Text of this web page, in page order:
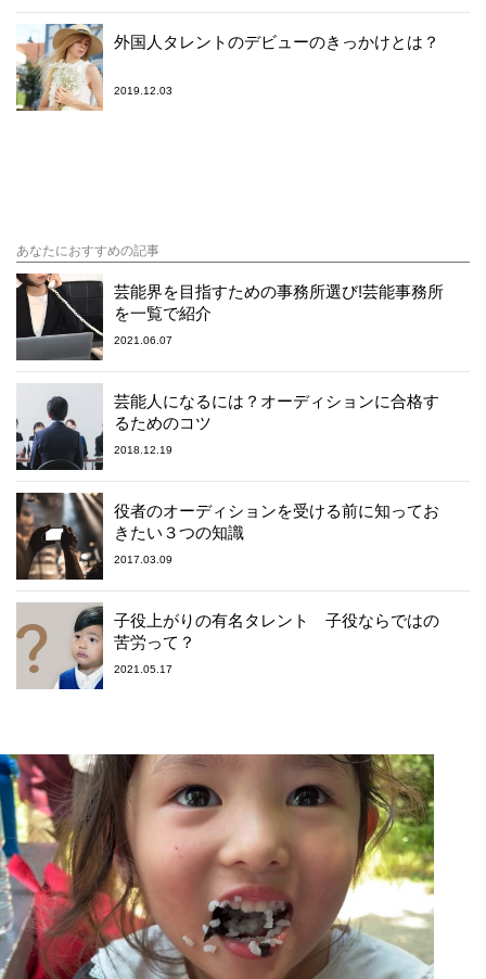
外国人タレントのデビューのきっかけとは？
2019.12.03
あなたにおすすめの記事
芸能界を目指すための事務所選び!芸能事務所
を一覧で紹介
2021.06.07
芸能人になるには？オーディションに合格す
るためのコツ
2018.12.19
役者のオーディションを受ける前に知ってお
きたい３つの知識
2017.03.09
子役上がりの有名タレント 子役ならではの
苦労って？
2021.05.17